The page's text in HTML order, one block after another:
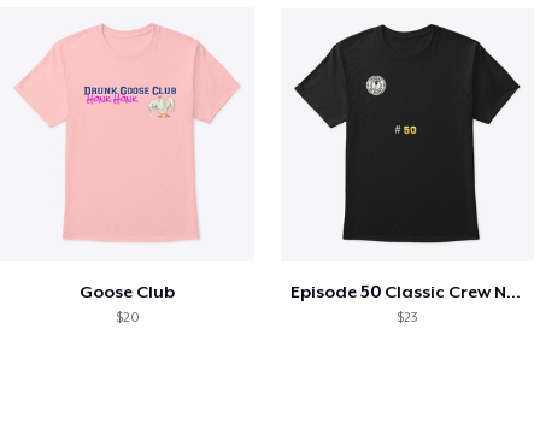
Goose Club
$20
Episode 50 Classic Crew Neck T-Shirt
$23